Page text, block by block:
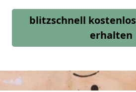
blitzschnell
erhalten